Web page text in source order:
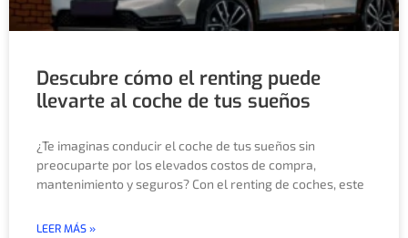
Descubre cómo el renting puede
llevarte al coche de tus sueños
¿Te imaginas conducir el coche de tus sueños sin
preocuparte por los elevados costos de compra,
mantenimiento y seguros? Con el renting de coches, este
LEER MÁS »